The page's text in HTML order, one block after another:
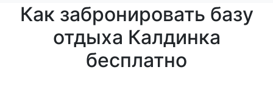
Как забронировать базу
отдыха Калдинка
бесплатно